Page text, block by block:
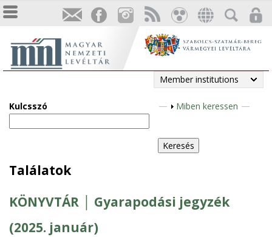
Member institutions
Kulcsszó
S
o
w
Miben keressen
Találatok
KÖNYVTÁR │ Gyarapodási jegyzék
(2025. január)